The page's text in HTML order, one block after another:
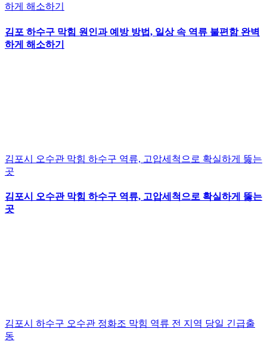
하게 해소하기
김포 하수구 막힘 원인과 예방 방법, 일상 속 역류 불편함 완벽
하게 해소하기
김포시 오수관 막힘 하수구 역류, 고압세척으로 확실하게 뚫는
곳
김포시 오수관 막힘 하수구 역류, 고압세척으로 확실하게 뚫는
곳
김포시 하수구 오수관 정화조 막힘 역류 전 지역 당일 긴급출
동